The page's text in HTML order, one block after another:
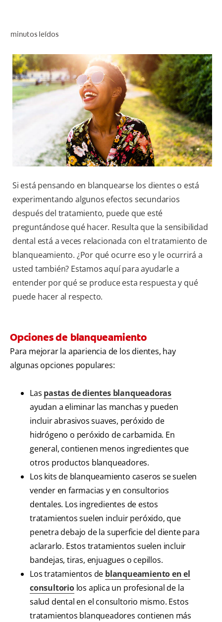
PARA PROFESIONALES
CUPONES
DÓNDE COMPRAR
BO (ES)
SUSCRÍBETE
minutos leídos
Si está pensando en blanquearse los dientes o está
experimentando algunos efectos secundarios
después del tratamiento, puede que esté
preguntándose qué hacer. Resulta que la sensibilidad
dental está a veces relacionada con el tratamiento de
blanqueamiento. ¿Por qué ocurre eso y le ocurrirá a
usted también? Estamos aquí para ayudarle a
entender por qué se produce esta respuesta y qué
puede hacer al respecto.
Opciones de blanqueamiento
Para mejorar la apariencia de los dientes, hay
algunas opciones populares:
Las pastas de dientes blanqueadoras
ayudan a eliminar las manchas y pueden
incluir abrasivos suaves, peróxido de
hidrógeno o peróxido de carbamida. En
general, contienen menos ingredientes que
otros productos blanqueadores.
Los kits de blanqueamiento caseros se suelen
vender en farmacias y en consultorios
dentales. Los ingredientes de estos
tratamientos suelen incluir peróxido, que
penetra debajo de la superficie del diente para
aclararlo. Estos tratamientos suelen incluir
bandejas, tiras, enjuagues o cepillos.
Los tratamientos de blanqueamiento en el
consultoriolos aplica un profesional de la
salud dental en el consultorio mismo. Estos
tratamientos blanqueadores contienen más